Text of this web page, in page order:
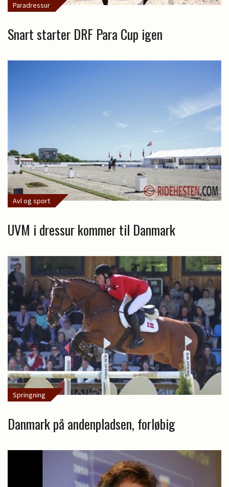
Paradressur
Snart starter DRF Para Cup igen
Avl og sport
UVM i dressur kommer til Danmark
Springning
Danmark på andenpladsen, forløbig